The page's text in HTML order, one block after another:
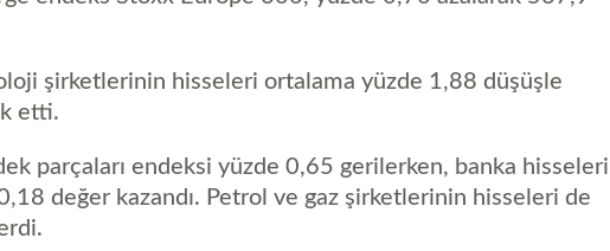
şirketlerinin hisseleri ortalama yüzde 1,88 düşüşle
etti.
parçaları endeksi yüzde 0,65 gerilerken, banka hisseleri
değer kazandı. Petrol ve gaz şirketlerinin hisseleri de